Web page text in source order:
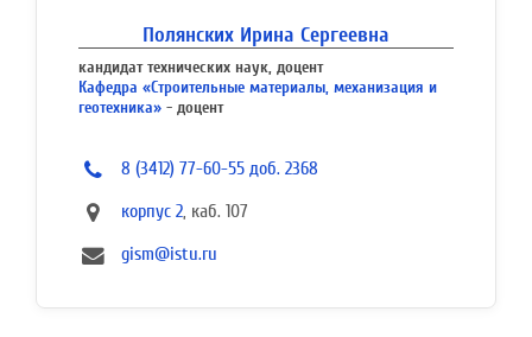
Полянских Ирина Сергеевна
кандидат технических наук, доцент
Кафедра «Строительные материалы, механизация и
геотехника» - доцент
8 (3412) 77-60-55 доб. 2368
корпус 2, каб. 107
gism@istu.ru